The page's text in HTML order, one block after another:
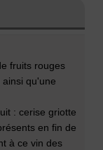
fruits rouges
qu'une
: cerise griotte
en fin de
à ce vin des